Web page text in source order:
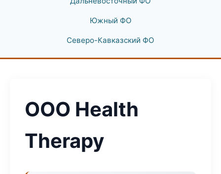
Южный ФО
Северо-Кавказский ФО
ООО Health
Therapy